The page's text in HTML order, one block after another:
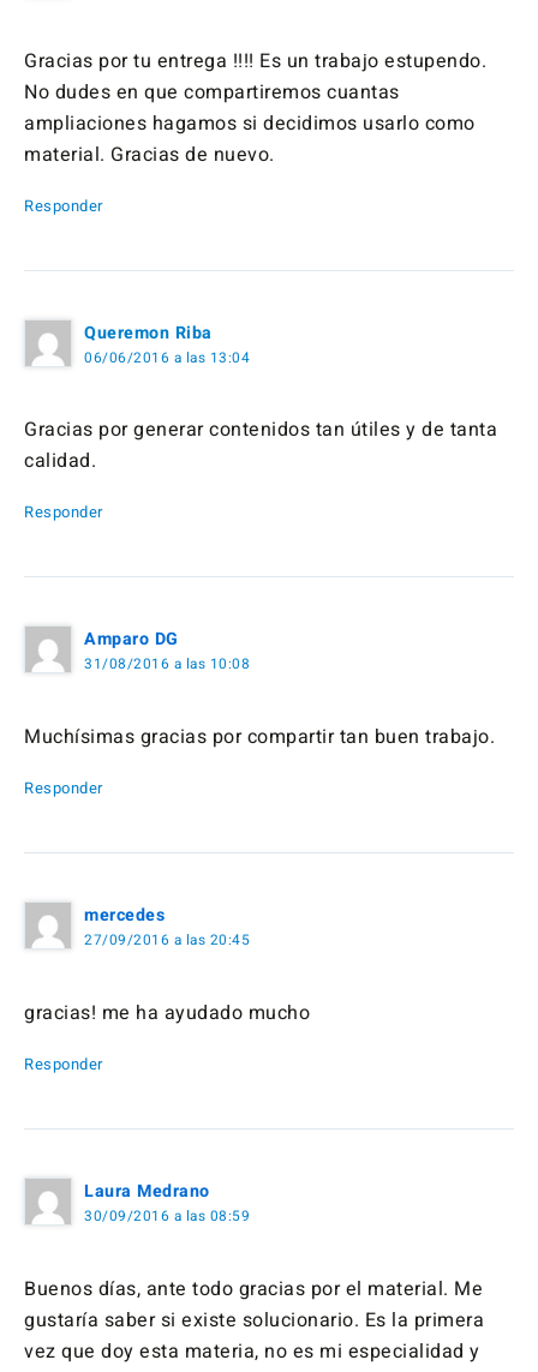
Gracias por tu entrega !!!! Es un trabajo estupendo.
No dudes en que compartiremos cuantas
ampliaciones hagamos si decidimos usarlo como
material. Gracias de nuevo.
Responder
Queremon Riba
06/06/2016 a las 13:04
Gracias por generar contenidos tan útiles y de tanta
calidad.
Responder
Amparo DG
31/08/2016 a las 10:08
Muchísimas gracias por compartir tan buen trabajo.
Responder
mercedes
27/09/2016 a las 20:45
gracias! me ha ayudado mucho
Responder
Laura Medrano
30/09/2016 a las 08:59
Buenos días, ante todo gracias por el material. Me
gustaría saber si existe solucionario. Es la primera
vez que doy esta materia, no es mi especialidad y